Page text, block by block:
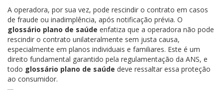
A operadora, por sua vez, pode rescindir o contrato em casos
de fraude ou inadimplência, após notificação prévia. O
glossário plano de saúde enfatiza que a operadora não pode
rescindir o contrato unilateralmente sem justa causa,
especialmente em planos individuais e familiares. Este é um
direito fundamental garantido pela regulamentação da ANS, e
todo glossário plano de saúde deve ressaltar essa proteção
ao consumidor.